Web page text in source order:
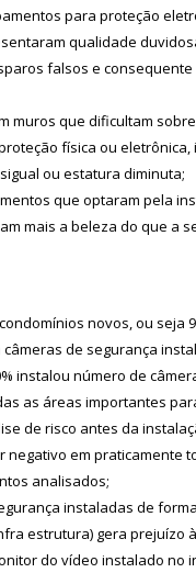
para proteção
qualidade
falsos e consequente
muros que dificultam
física ou eletrônica,
ou estatura diminuta;
que optaram pela
mais a beleza do que a
novos, ou seja
de segurança
instalou número de
as áreas importantes
de risco antes da
negativo em praticamente
analisados;
instaladas de
estrutura) gera prejuízo
do vídeo instalado no